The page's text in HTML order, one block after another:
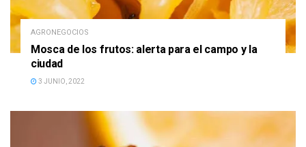
AGRONEGOCIOS
Mosca de los frutos: alerta para el campo y la
ciudad
3 JUNIO, 2022